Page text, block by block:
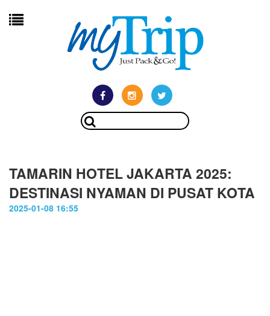
TAMARIN HOTEL JAKARTA 2025:
DESTINASI NYAMAN DI PUSAT KOTA
2025-01-08 16:55